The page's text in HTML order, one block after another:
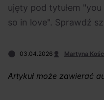
Polecane Scena Impostora
Kto jest
ujęty pod tytułem
so in love". Sprawdź
03.04.2026 Martyna
Artykuł może zawierać